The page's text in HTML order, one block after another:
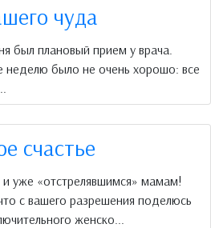
чуда
был плановый прием у врача.
неделю было не очень хорошо: все
счастье
уже «отстрелявшимся» мамам!
с вашего разрешения поделюсь
женско...